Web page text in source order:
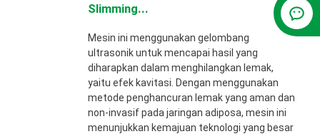
Slimming...
Mesin ini menggunakan gelombang
ultrasonik untuk mencapai hasil yang
diharapkan dalam menghilangkan lemak,
yaitu efek kavitasi. Dengan menggunakan
metode penghancuran lemak yang aman dan
non-invasif pada jaringan adiposa, mesin ini
menunjukkan kemajuan teknologi yang besar